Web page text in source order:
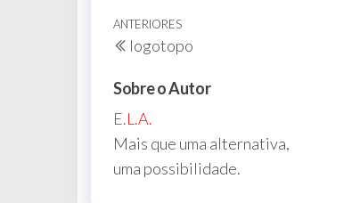
Navegação
de
Post
Post
anterior
ANTERIORES
logotopo
Sobre o Autor
E.L.A.
Mais que uma alternativa,
uma possibilidade.